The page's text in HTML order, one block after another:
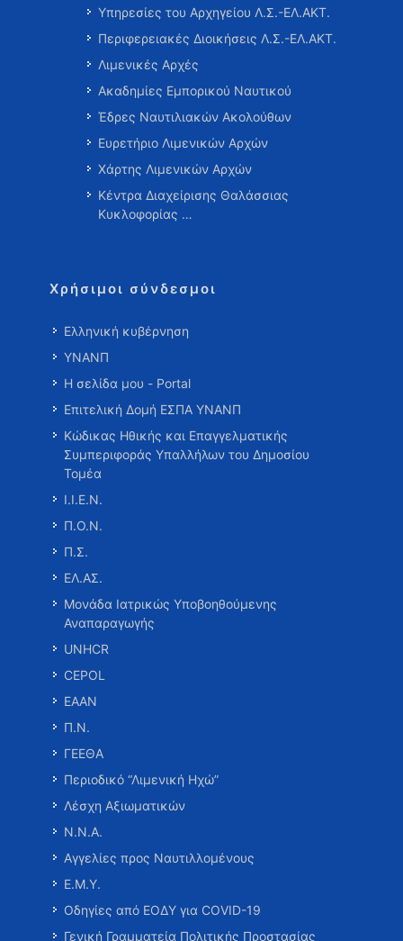
Υπηρεσίες του Αρχηγείου Λ.Σ.-ΕΛ.ΑΚΤ.
Περιφερειακές Διοικήσεις Λ.Σ.-ΕΛ.ΑΚΤ.
Λιμενικές Αρχές
Ακαδημίες Εμπορικού Ναυτικού
Έδρες Ναυτιλιακών Ακολούθων
Ευρετήριο Λιμενικών Αρχών
Χάρτης Λιμενικών Αρχών
Κέντρα Διαχείρισης Θαλάσσιας
Κυκλοφορίας …
Χρήσιμοι σύνδεσμοι
Ελληνική κυβέρνηση
ΥΝΑΝΠ
Η σελίδα μου - Portal
Επιτελική Δομή ΕΣΠΑ ΥΝΑΝΠ
Κώδικας Ηθικής και Επαγγελματικής
Συμπεριφοράς Υπαλλήλων του Δημοσίου
Τομέα
Ι.Ι.Ε.Ν.
Π.Ο.Ν.
Π.Σ.
ΕΛ.ΑΣ.
Μονάδα Ιατρικώς Υποβοηθούμενης
Αναπαραγωγής
UNHCR
CEPOL
ΕΑΑΝ
Π.Ν.
ΓΕΕΘΑ
Περιοδικό “Λιμενική Ηχώ”
Λέσχη Αξιωματικών
Ν.Ν.Α.
Αγγελίες προς Ναυτιλλομένους
Ε.Μ.Υ.
Οδηγίες από ΕΟΔΥ για COVID-19
Γενική Γραμματεία Πολιτικής Προστασίας